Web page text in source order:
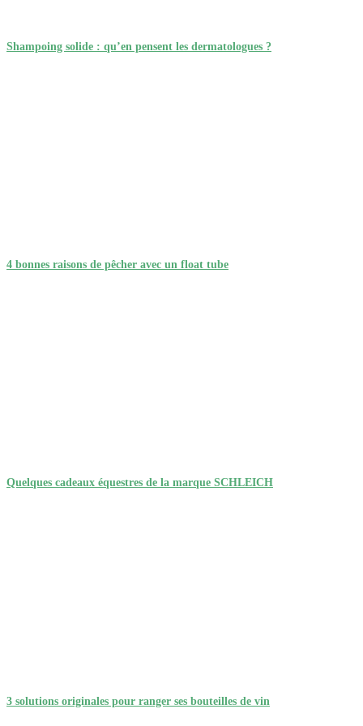
Shampoing solide : qu’en pensent les dermatologues ?
4 bonnes raisons de pêcher avec un float tube
Quelques cadeaux équestres de la marque SCHLEICH
3 solutions originales pour ranger ses bouteilles de vin